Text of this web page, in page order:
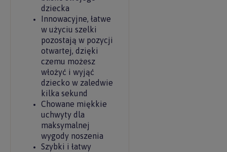
dziecka
Innowacyjne, łatwe
w użyciu szelki
pozostają w pozycji
otwartej, dzięki
czemu możesz
włożyć i wyjąć
dziecko w zaledwie
kilka sekund
Chowane miękkie
uchwyty dla
maksymalnej
wygody noszenia
Szybki i łatwy